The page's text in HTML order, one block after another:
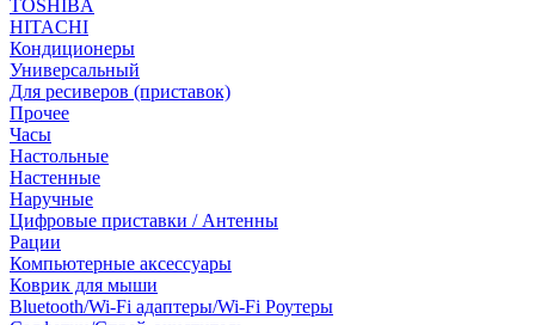
TOSHIBA
HITACHI
Кондиционеры
Универсальный
Для ресиверов (приставок)
Прочее
Часы
Настольные
Настенные
Наручные
Цифровые приставки / Антенны
Рации
Компьютерные аксессуары
Коврик для мыши
Bluetooth/Wi-Fi адаптеры/Wi-Fi Роутеры